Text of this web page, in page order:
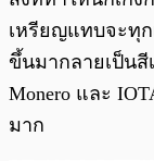
เหรียญแทบจะทุ
ขึ้นมากลายเป็นสี
Monero และ
มาก